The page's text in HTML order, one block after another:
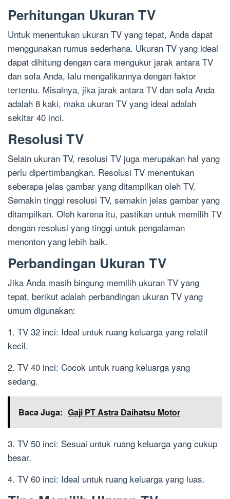
Perhitungan Ukuran TV
Untuk menentukan ukuran TV yang tepat, Anda dapat
menggunakan rumus sederhana. Ukuran TV yang ideal
dapat dihitung dengan cara mengukur jarak antara TV
dan sofa Anda, lalu mengalikannya dengan faktor
tertentu. Misalnya, jika jarak antara TV dan sofa Anda
adalah 8 kaki, maka ukuran TV yang ideal adalah
sekitar 40 inci.
Resolusi TV
Selain ukuran TV, resolusi TV juga merupakan hal yang
perlu dipertimbangkan. Resolusi TV menentukan
seberapa jelas gambar yang ditampilkan oleh TV.
Semakin tinggi resolusi TV, semakin jelas gambar yang
ditampilkan. Oleh karena itu, pastikan untuk memilih TV
dengan resolusi yang tinggi untuk pengalaman
menonton yang lebih baik.
Perbandingan Ukuran TV
Jika Anda masih bingung memilih ukuran TV yang
tepat, berikut adalah perbandingan ukuran TV yang
umum digunakan:
1. TV 32 inci: Ideal untuk ruang keluarga yang relatif
kecil.
2. TV 40 inci: Cocok untuk ruang keluarga yang
sedang.
Baca Juga: Gaji PT Astra Daihatsu Motor
3. TV 50 inci: Sesuai untuk ruang keluarga yang cukup
besar.
4. TV 60 inci: Ideal untuk ruang keluarga yang luas.